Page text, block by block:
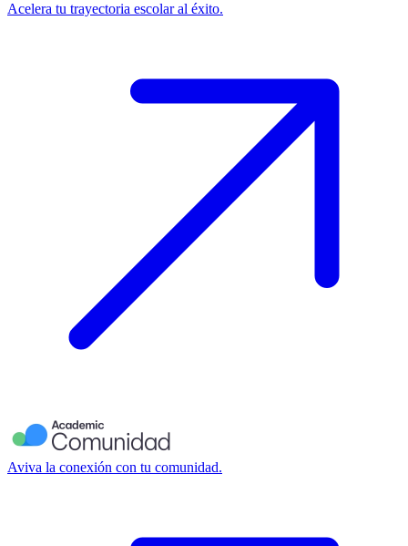
Acelera tu trayectoria escolar al éxito.
Aviva la conexión con tu comunidad.